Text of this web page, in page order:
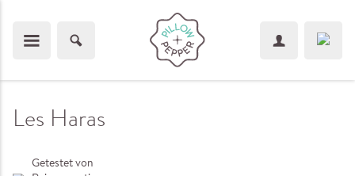
Les Haras
Getestet von